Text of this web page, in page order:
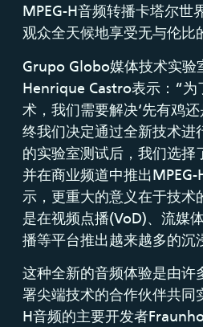
MPEG-H音频转播卡塔尔世
观众全天候地享受无与伦比
Grupo Globo媒体技术实验
Henrique Castro表示：“为
术，我们需要解决‘先有鸡
终我们决定通过全新技术进
的实验室测试后，我们选择
并在商业频道中推出
示，更重大的意义在于技术
是在视频点播(VoD)、流媒
播等平台推出越来越多的沉
这种全新的音频体验是由许
署尖端技术的合作伙伴共同
H音频的主要开发者